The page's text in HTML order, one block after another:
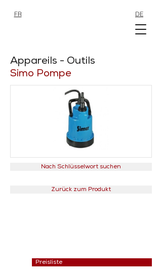
FR DE
Appareils - Outils
Simo Pompe
Nach Schlüsselwort suchen
Zurück zum Produkt
Preisliste